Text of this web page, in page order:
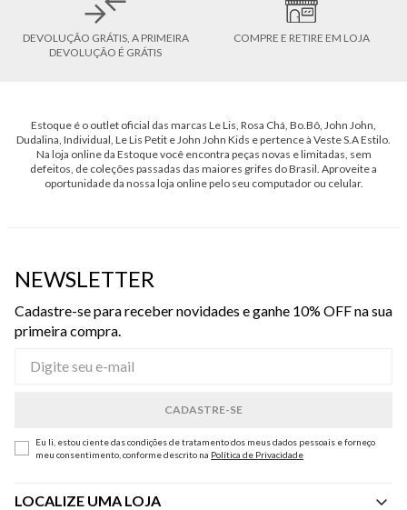
DEVOLUÇÃO GRÁTIS, A PRIMEIRA
DEVOLUÇÃO É GRÁTIS
COMPRE E RETIRE EM LOJA
Estoque é o outlet oficial das marcas Le Lis, Rosa Chá, Bo.Bô, John John,
Dudalina, Individual, Le Lis Petit e John John Kids e pertence à Veste S.A Estilo.
Na loja online da Estoque você encontra peças novas e limitadas, sem
defeitos, de coleções passadas das maiores grifes do Brasil. Aproveite a
oportunidade da nossa loja online pelo seu computador ou celular.
NEWSLETTER
Cadastre-se para receber novidades e ganhe 10% OFF na sua
primeira compra.
Eu li, estou ciente das condições de tratamento dos meus dados pessoais e forneço
meu consentimento, conforme descrito na Política de Privacidade
LOCALIZE UMA LOJA